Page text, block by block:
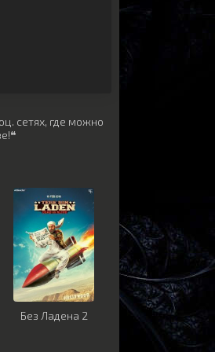
сетях, где можно
Без Ладена 2